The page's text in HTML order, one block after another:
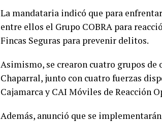
La mandataria indicó que para
entre ellos el Grupo COBRA para
Fincas Seguras para prevenir delitos.
Asimismo, se crearon cuatro grupos
Chaparral, junto con cuatro fuerzas
Cajamarca y CAI Móviles de Reacción
Además, anunció que se